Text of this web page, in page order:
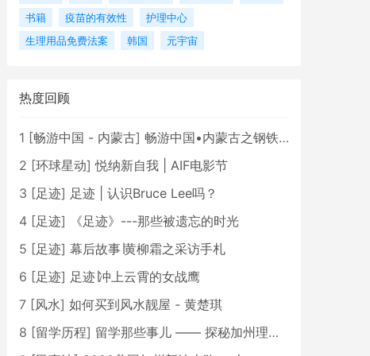
书籍
疫苗的有效性
护理中心
生理用品免费法案
韩国 元宇宙
热度回顾
1 [畅游中国 - 内蒙古] 畅游中国•内蒙古之钢铁骄子，魅力包头
2 [环球星动] 悦纳新自我 | AIF电影节
3 [足迹] 足迹 | 认识Bruce Lee吗？
4 [足迹]
《足迹》---那些被遗忘的时光
5 [足迹] 幕后故事∣黄柳霜之采访手札
6 [足迹] 足迹∣冲上云霄的女战鹰
7 [风水] 如何买到风水靓屋 - 黄楚琪
8 [留学历程] 留学那些事儿 —— 探秘加州理工学院Caltech博士生活 [上集]